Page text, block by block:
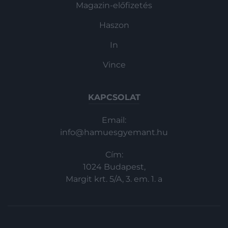
Magazin-előfizetés
Haszon
In
Vince
KAPCSOLAT
Email:
info@hamuesgyemant.hu
Cím:
1024 Budapest,
Margit krt. 5/A, 3. em. 1. a